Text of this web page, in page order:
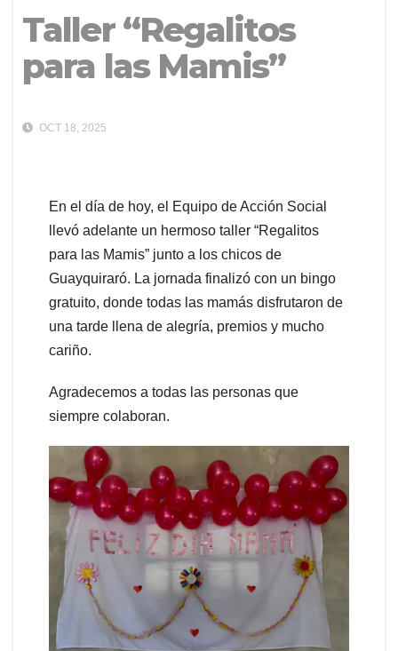
Taller “Regalitos
para las Mamis”
OCT 18, 2025
En el día de hoy, el Equipo de Acción Social
llevó adelante un hermoso taller “Regalitos
para las Mamis” junto a los chicos de
Guayquiraró. La jornada finalizó con un bingo
gratuito, donde todas las mamás disfrutaron de
una tarde llena de alegría, premios y mucho
cariño.
Agradecemos a todas las personas que
siempre colaboran.